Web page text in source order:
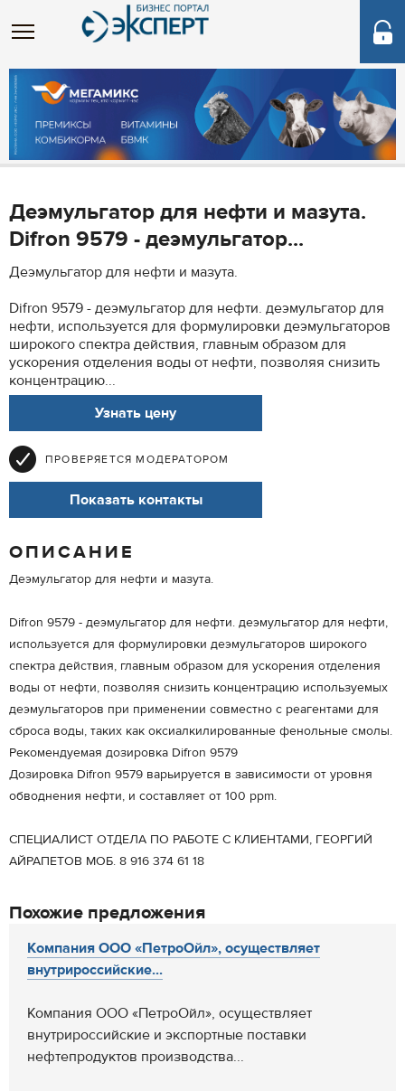
Деэмульгатор для нефти и мазута.
Difron 9579 - деэмульгатор...
Деэмульгатор для нефти и мазута.
Difron 9579 - деэмульгатор для нефти. деэмульгатор для
нефти, используется для формулировки деэмульгаторов
широкого спектра действия, главным образом для
ускорения отделения воды от нефти, позволяя снизить
концентрацию...
Узнать цену
ПРОВЕРЯЕТСЯ МОДЕРАТОРОМ
Показать контакты
ОПИСАНИЕ
Деэмульгатор для нефти и мазута.
Difron 9579 - деэмульгатор для нефти. деэмульгатор для нефти,
используется для формулировки деэмульгаторов широкого
спектра действия, главным образом для ускорения отделения
воды от нефти, позволяя снизить концентрацию используемых
деэмульгаторов при применении совместно с реагентами для
сброса воды, таких как оксиалкилированные фенольные смолы.
Рекомендуемая дозировка Difron 9579
Дозировка Difron 9579 варьируется в зависимости от уровня
обводнения нефти, и составляет от 100 ppm.
СПЕЦИАЛИСТ ОТДЕЛА ПО РАБОТЕ С КЛИЕНТАМИ, ГЕОРГИЙ
АЙРАПЕТОВ МОБ. 8 916 374 61 18
Похожие предложения
Компания ООО «ПетроОйл», осуществляет
внутрироссийские...
Компания ООО «ПетроОйл», осуществляет
внутрироссийские и экспортные поставки
нефтепродуктов производства...